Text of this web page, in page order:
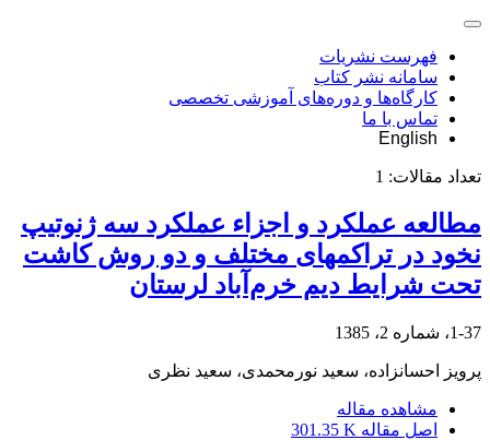
فهرست نشریات
سامانه نشر کتاب
کارگاه‌ها و دوره‌های آموزشی تخصصی
تماس با ما
English
تعداد مقالات: 1
مطالعه عملکرد و اجزاء عملکرد سه ژنوتیپ
نخود در تراکمهای مختلف و دو روش کاشت
تحت شرایط دیم خرم‌آباد لرستان
1-37، شماره 2، 1385
پرویز احسانزاده، سعید نورمحمدی، سعید نظری
مشاهده مقاله
اصل مقاله 301.35 K